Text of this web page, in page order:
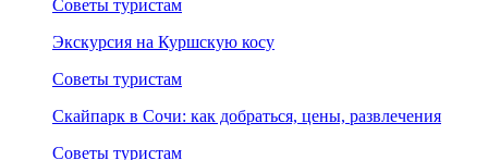
Советы туристам
Экскурсия на Куршскую косу
Советы туристам
Скайпарк в Сочи: как добраться, цены, развлечения
Советы туристам